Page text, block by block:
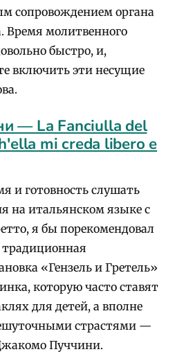
сопровождением органа
Время молитвенного
быстро, и,
включить эти несущие
— La Fanciulla del
mi creda libero e
и готовность слушать
на итальянском языке с
я бы порекомендовал
традиционная
«Гензель и Гретель»
которую часто ставят
для детей, а вполне
страстями —
Пуччини.